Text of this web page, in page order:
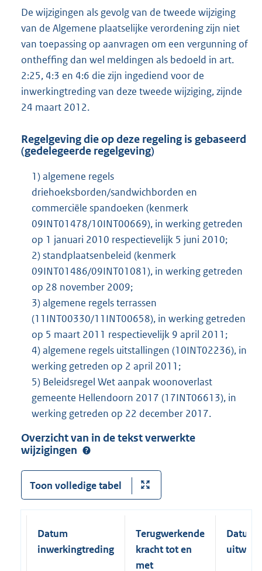
De wijzigingen als gevolg van de tweede wijziging
van de Algemene plaatselijke verordening zijn niet
van toepassing op aanvragen om een vergunning of
ontheffing dan wel meldingen als bedoeld in art.
2:25, 4:3 en 4:6 die zijn ingediend voor de
inwerkingtreding van deze tweede wijziging, zijnde
24 maart 2012.
Regelgeving die op deze regeling is gebaseerd
(gedelegeerde regelgeving)
1) algemene regels
driehoeksborden/sandwichborden en
commerciële spandoeken (kenmerk
09INT01478/10INT00669), in werking getreden
op 1 januari 2010 respectievelijk 5 juni 2010;
2) standplaatsenbeleid (kenmerk
09INT01486/09INT01081), in werking getreden
op 28 november 2009;
3) algemene regels terrassen
(11INT00330/11INT00658), in werking getreden
op 5 maart 2011 respectievelijk 9 april 2011;
4) algemene regels uitstallingen (10INT02236), in
werking getreden op 2 april 2011;
5) Beleidsregel Wet aanpak woonoverlast
gemeente Hellendoorn 2017 (17INT06613), in
werking getreden op 22 december 2017.
Overzicht van in de tekst verwerkte
wijzigingen
Toon volledige tabel
Datum
inwerkingtreding
Terugwerkende
kracht tot en
met
Datum